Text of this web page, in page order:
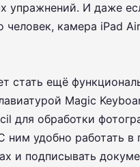
упражнений. И даже
человек, камера iPad
стать ещё
Magic
для обработки
ним удобно работать в
и подписывать